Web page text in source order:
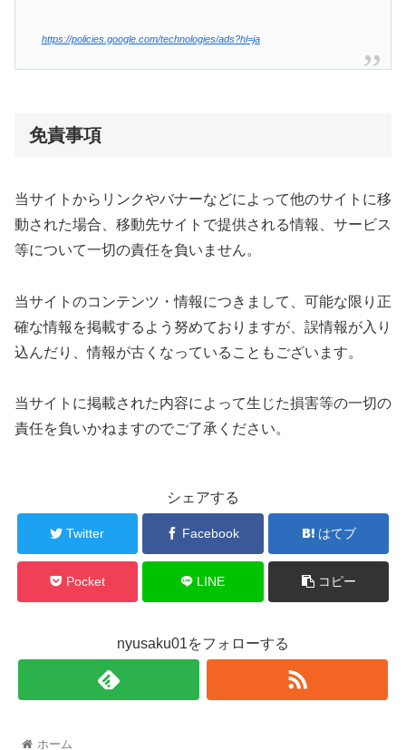
https://policies.google.com/technologies/ads?hl=ja
免責事項
当サイトからリンクやバナーなどによって他のサイトに移
動された場合、移動先サイトで提供される情報、サービス
等について一切の責任を負いません。
当サイトのコンテンツ・情報につきまして、可能な限り正
確な情報を掲載するよう努めておりますが、誤情報が入り
込んだり、情報が古くなっていることもございます。
当サイトに掲載された内容によって生じた損害等の一切の
責任を負いかねますのでご了承ください。
シェアする
Twitter Facebook はてブ
Pocket LINE コピー
nyusaku01をフォローする
ホーム